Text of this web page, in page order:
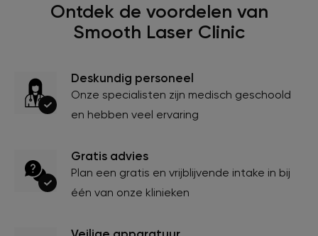
Ontdek de voordelen van
Smooth Laser Clinic
Deskundig personeel
Onze specialisten zijn medisch geschoold
en hebben veel ervaring
Gratis advies
Plan een gratis en vrijblijvende intake in bij
één van onze klinieken